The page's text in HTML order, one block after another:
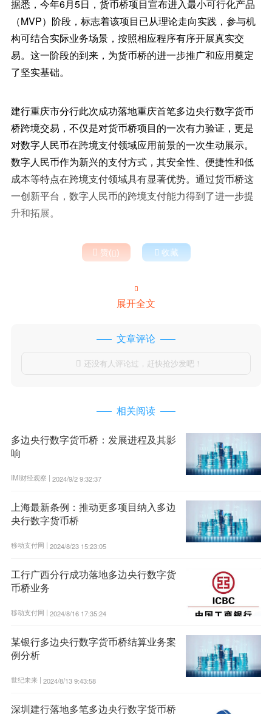
据悉，今年6月5日，货币桥项目宣布进入最小可行化产品
（MVP）阶段，标志着该项目已从理论走向实践，参与机
构可结合实际业务场景，按照相应程序有序开展真实交
易。这一阶段的到来，为货币桥的进一步推广和应用奠定
了坚实基础。
建行重庆市分行此次成功落地重庆首笔多边央行数字货币
桥跨境交易，不仅是对货币桥项目的一次有力验证，更是
对数字人民币在跨境支付领域应用前景的一次生动展示。
数字人民币作为新兴的支付方式，其安全性、便捷性和低
成本等特点在跨境支付领域具有显著优势。通过货币桥这
一创新平台，数字人民币的跨境支付能力得到了进一步提
升和拓展。
 赞()  收藏

展开全文
文章评论
 还没有人评论过，赶快抢沙发吧！
相关阅读
多边央行数字货币桥：发展进程及其影
响
IMI财经观察 | 2024/9/2 9:32:37
上海最新条例：推动更多项目纳入多边
央行数字货币桥
移动支付网 | 2024/8/23 15:23:05
工行广西分行成功落地多边央行数字货
币桥业务
移动支付网 | 2024/8/16 17:35:24
某银行多边央行数字货币桥结算业务案
例分析
世纪未来 | 2024/8/13 9:43:58
深圳建行落地多笔多边央行数字货币桥